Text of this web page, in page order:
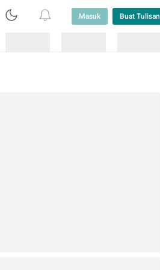
Masuk Buat Tulisan